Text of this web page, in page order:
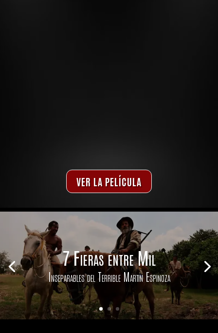
VER LA PELÍCULA
7 Fieras entre Mil
Inseparables del Terrible Martin Espinoza